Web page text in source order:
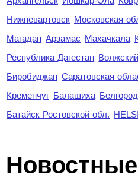
Нижневартовск Московская
Магадан Арзамас Махачкала
Республика Дагестан Волжский
Биробиджан Саратовская
Кременчуг Балашиха
Батайск Ростовской обл.
Новостные